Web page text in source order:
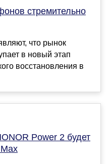
стремительно
что рынок
в новый этап
восстановления в
Power 2 будет